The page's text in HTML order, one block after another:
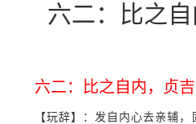
六二：比之自
六二：比之自内，贞吉
【玩辞】：发自内心去亲辅